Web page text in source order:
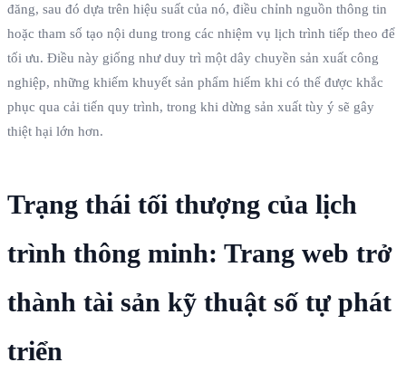
đăng, sau đó dựa trên hiệu suất của nó, điều chỉnh nguồn thông tin
hoặc tham số tạo nội dung trong các nhiệm vụ lịch trình tiếp theo để
tối ưu. Điều này giống như duy trì một dây chuyền sản xuất công
nghiệp, những khiếm khuyết sản phẩm hiếm khi có thể được khắc
phục qua cải tiến quy trình, trong khi dừng sản xuất tùy ý sẽ gây
thiệt hại lớn hơn.
Trạng thái tối thượng của lịch
trình thông minh: Trang web trở
thành tài sản kỹ thuật số tự phát
triển